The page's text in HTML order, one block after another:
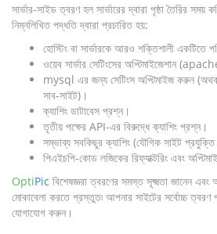
সার্ভার-সাইড ত্বরণ হল সার্ভারের দ্বারা পৃষ্ঠা তৈরির
নিম্নলিখিত পদ্ধতি দ্বারা প্রচারিত হয়:
হোস্টিং বা সার্ভারকে আরও শক্তিশালী একটিতে
ওয়েব সার্ভার সেটিংসের অপ্টিমাইজেশান
mysql এর জন্য সেটিংস অপ্টিমাইজ করুন
সাব-সাইট)।
ক্যাশিং ডাটাবেস প্রশ্ন।
তৃতীয় পক্ষের API-এর বিরুদ্ধে ক্যাশিং প্রশ্ন।
সম্ভাব্য সবকিছুর ক্যাশিং (যৌগিক সাইট
পিএইচপি-কোড লজিকের রিফ্যাক্টরিং এবং
OptiPic বিশেষজ্ঞরা ত্বরণের সমস্ত সূক্ষ্মতা জানেন
মোকাবেলা করতে প্রস্তুত৷ আপনার সাইটের সর্বোচ্চ
যোগাযোগ করুন।